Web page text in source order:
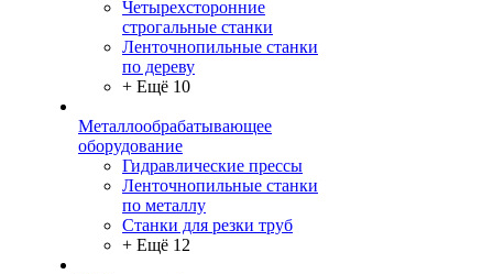
Четырехсторонние
строгальные станки
Ленточнопильные станки
по дереву
+ Ещё 10
Металлообрабатывающее
оборудование
Гидравлические прессы
Ленточнопильные станки
по металлу
Станки для резки труб
+ Ещё 12